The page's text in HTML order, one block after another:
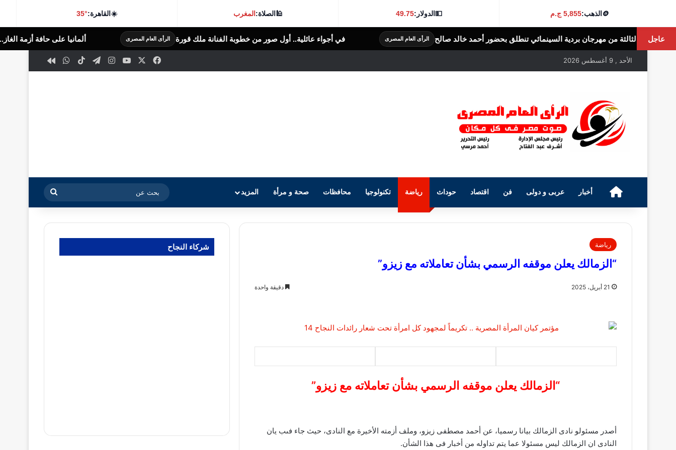
🪙الذهب:5,855 ج.م 💵الدولار:49.75
🕌الصلاة:المغرب ☀️القاهرة:35°
عاجل
مهرجان بردية السينمائي تنطلق بحضور أحمد خالد صالح الرأى العام المصرى في أجواء عائلية.. أول صور من خطوبة الفنانة ملك قورة الرأى العام المصرى ألمانيا على حافة أزمة الغاز.. مخزونات أوروبا تهبط
الأحد , 9 أغسطس 2026 فيسبوك ‫YouTube
انستقرام
تيلقرام ‫TikTokواتسابكواى
الرئيسيةأخبار عربى و دولى فن اقتصاد حوداث رياضة تكنولوجيا محافظات صحة و مرأة المزيد
بحث
عن
رياضة
“الزمالك يعلن موقفه الرسمي بشأن تعاملاته مع زيزو”
21 أبريل، 2025 دقيقة واحدة
“الزمالك يعلن موقفه الرسمي بشأن تعاملاته مع زيزو”
أصدر مسئولو نادى الزمالك بيانا رسميا، عن أحمد مصطفى زيزو، وملف أزمته الأخيرة مع النادى، حيث جاء فىب يان
النادى ان الزمالك ليس مسئولا عما يتم تداوله من أخبار فى هذا الشأن.
شركاء النجاح